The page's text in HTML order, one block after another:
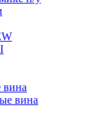
вина
вина